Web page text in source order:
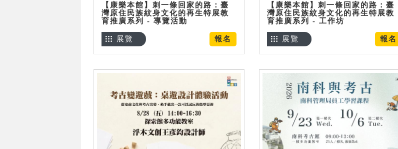
【康樂本館】刺一條回家的路：臺
灣原住民族紋身文化的再生特展教
育推廣系列 - 導覽活動
報名
展覽
【康樂本館】刺一條回家的路：臺
灣原住民族紋身文化的再生特展教
育推廣系列 - 工作坊
報名
展覽